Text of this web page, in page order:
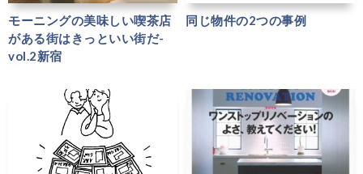
モーニングの美味しい喫茶店
がある街はきっといい街だ-
vol.2新宿
同じ物件の2つの事例